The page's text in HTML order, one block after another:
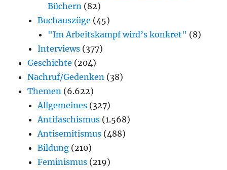
Büchern (82)
Buchauszüge (45)
"Im Arbeitskampf wird’s konkret" (8)
Interviews (377)
Geschichte (204)
Nachruf/Gedenken (38)
Themen (6.622)
Allgemeines (327)
Antifaschismus (1.568)
Antisemitismus (488)
Bildung (210)
Feminismus (219)